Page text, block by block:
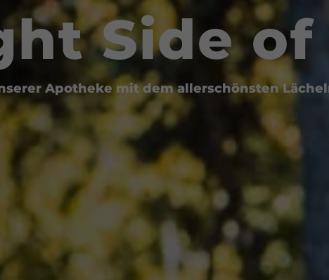
Side
Apotheke mit dem allerschönsten